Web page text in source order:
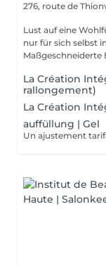
276, route de
Lust auf eine Wohlfühlpause? Gönnen
nur für sich selbst
Maßgeschneiderte
La Création
rallongement)
La Création
auffüllung | Gel